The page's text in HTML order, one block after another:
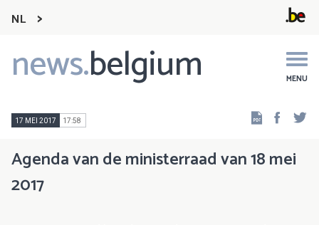
NL
news.belgium MENU
Main
navigation
17 MEI 2017 17:58
Agenda van de ministerraad van 18 mei
2017